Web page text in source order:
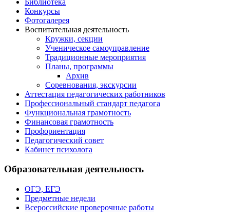
Конкурсы
Фотогалерея
Воспитательная деятельность
Кружки, секции
Ученическое самоуправление
Традиционные мероприятия
Планы, программы
Архив
Соревнования, экскурсии
Аттестация педагогических работников
Профессиональный стандарт педагога
Функциональная грамотность
Финансовая грамотность
Профориентация
Педагогический совет
Кабинет психолога
Образовательная деятельность
ОГЭ, ЕГЭ
Предметные недели
Всероссийские проверочные работы